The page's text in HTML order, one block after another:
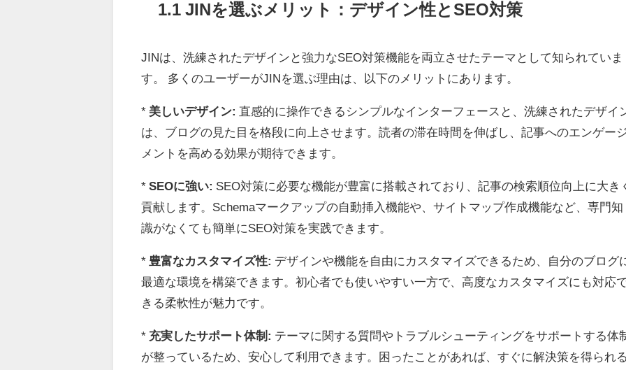
1.1 JINを選ぶメリット：デザイン性とSEO対策
JINは、洗練されたデザインと強力なSEO対策機能を両立させたテーマとして知られていま
す。 多くのユーザーがJINを選ぶ理由は、以下のメリットにあります。
* 美しいデザイン: 直感的に操作できるシンプルなインターフェースと、洗練されたデザイ
は、ブログの見た目を格段に向上させます。読者の滞在時間を伸ばし、記事へのエンゲー
メントを高める効果が期待できます。
*SEOに強い: SEO対策に必要な機能が豊富に搭載されており、記事の検索順位向上に大き
貢献します。Schemaマークアップの自動挿入機能や、サイトマップ作成機能など、専門知
識がなくても簡単にSEO対策を実践できます。
* 豊富なカスタマイズ性: デザインや機能を自由にカスタマイズできるため、自分のブログ
最適な環境を構築できます。初心者でも使いやすい一方で、高度なカスタマイズにも対応
きる柔軟性が魅力です。
* 充実したサポート体制: テーマに関する質問やトラブルシューティングをサポートする体
が整っているため、安心して利用できます。困ったことがあれば、すぐに解決策を得られ